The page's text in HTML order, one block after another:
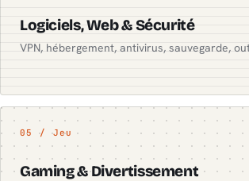
Logiciels, Web & Sécurité
VPN, hébergement, antivirus, sauvegarde,
05 / Jeu
Gaming & Divertissement